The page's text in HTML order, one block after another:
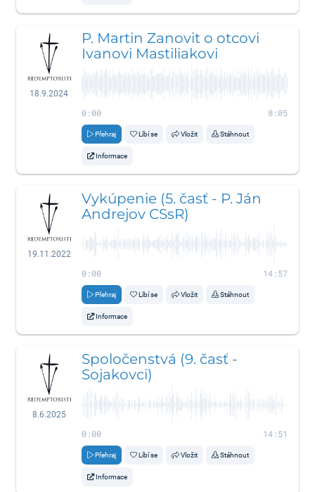
18.9.2024
P. Martin Zanovit o otcovi
Ivanovi Mastiliakovi
0:00 8:05
Přehraj Líbí se Vložit Stáhnout
Informace
19.11.2022
Vykúpenie (5. časť - P. Ján
Andrejov CSsR)
0:00 14:57
Přehraj Líbí se Vložit Stáhnout
Informace
8.6.2025
Spoločenstvá (9. časť -
Sojakovci)
0:00 14:51
Přehraj Líbí se Vložit Stáhnout
Informace